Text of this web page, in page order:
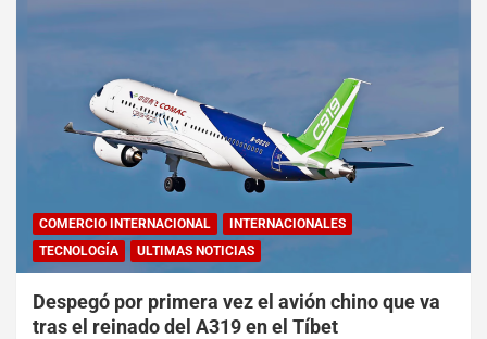
COMERCIO INTERNACIONAL
INTERNACIONALES
TECNOLOGÍA
ULTIMAS NOTICIAS
Despegó por primera vez el avión chino que va
tras el reinado del A319 en el Tíbet